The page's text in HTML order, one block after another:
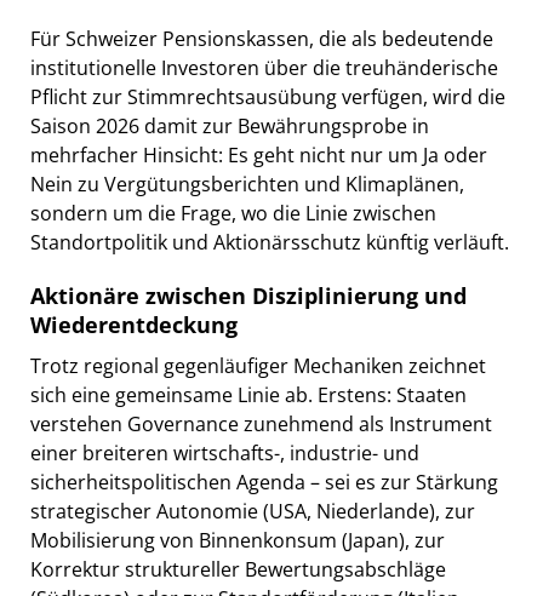
Für Schweizer Pensionskassen, die als bedeutende
institutionelle Investoren über die treuhänderische
Pflicht zur Stimmrechtsausübung verfügen, wird die
Saison 2026 damit zur Bewährungsprobe in
mehrfacher Hinsicht: Es geht nicht nur um Ja oder
Nein zu Vergütungsberichten und Klimaplänen,
sondern um die Frage, wo die Linie zwischen
Standortpolitik und Aktionärsschutz künftig verläuft.
Aktionäre zwischen Disziplinierung und
Wiederentdeckung
Trotz regional gegenläufiger Mechaniken zeichnet
sich eine gemeinsame Linie ab. Erstens: Staaten
verstehen Governance zunehmend als Instrument
einer breiteren wirtschafts-, industrie- und
sicherheitspolitischen Agenda – sei es zur Stärkung
strategischer Autonomie (USA, Niederlande), zur
Mobilisierung von Binnenkonsum (Japan), zur
Korrektur struktureller Bewertungsabschläge